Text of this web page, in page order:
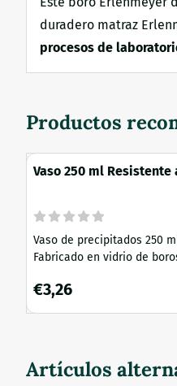
duradero matraz
procesos de
Productos
Vaso 250 ml
Vaso de precipitados 250
Fabricado en vidrio de
resistente al calor 3.3.
graduada y pico vertedor.
calentar y mezclar en
Precio: 3,26
€3,26
Artículos